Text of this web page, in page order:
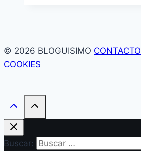
© 2026 BLOGUISIMO CONTACTO
COOKIES
Buscar: